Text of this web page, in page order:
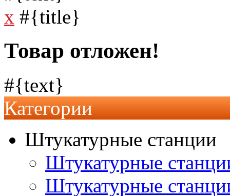
x #{title}
Товар отложен!
#{text}
Категории
Штукатурные станции
Штукатурные
Штукатурные